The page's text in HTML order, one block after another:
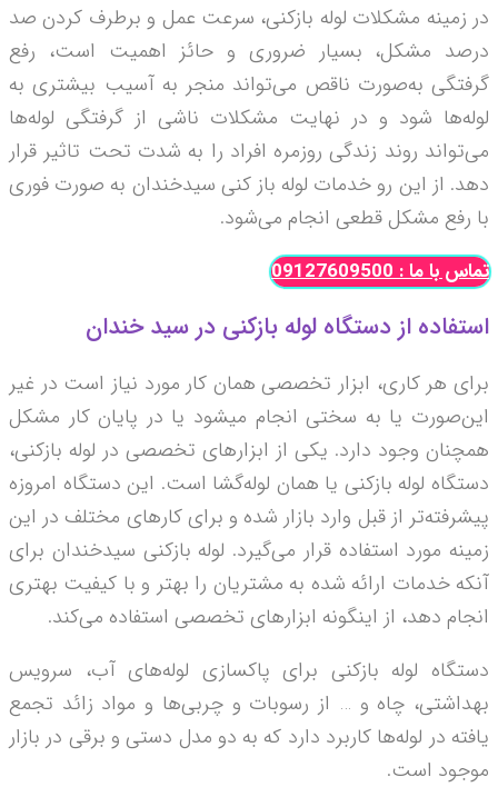
در زمینه مشکلات لوله بازکنی، سرعت عمل و برطرف کردن صد
درصد مشکل، بسیار ضروری و حائز اهمیت است، رفع
گرفتگی به­‌صورت ناقص می­‌تواند منجر به آسیب بیشتری به
لوله‌­ها شود و در نهایت مشکلات ناشی از گرفتگی لوله‌ها
می‌تواند روند زندگی روزمره افراد را به شدت تحت تاثیر قرار
دهد. از این رو خدمات لوله باز کنی سیدخندان به صورت فوری
با رفع مشکل قطعی انجام می‌شود.
تماس با ما : 09127609500
استفاده از دستگاه لوله بازکنی در سید خندان
برای هر کاری، ابزار تخصصی همان کار مورد نیاز است در غیر
این‌صورت یا به سختی انجام می­شود یا در پایان کار مشکل
همچنان وجود دارد. یکی از ابزارهای تخصصی در لوله بازکنی،
دستگاه لوله بازکنی یا همان لوله‌­گشا است. این دستگاه امروزه
پیشرفته­‌تر از قبل وارد بازار شده و برای کارهای مختلف در این
زمینه مورد استفاده قرار می­‌گیرد. لوله بازکنی سیدخندان برای
آنکه خدمات ارائه شده به مشتریان را بهتر و با کیفیت بهتری
انجام دهد، از اینگونه ابزارهای تخصصی استفاده می­‌کند.
دستگاه لوله بازکنی برای پاکسازی لوله­‌های آب، سرویس
بهداشتی، چاه و … از رسوبات و چربی­‌ها و مواد زائد تجمع
یافته در لوله­‌ها کاربرد دارد که به دو مدل دستی و برقی در بازار
موجود است.